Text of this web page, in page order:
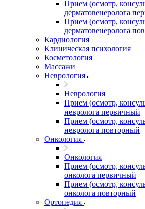
Прием (осмотр,
дерматовенеролога
Прием (осмотр,
дерматовенеролога
Кардиология
Клиническая психология
Косметология
Массажи
Неврология
Неврология
Прием (осмотр,
невролога первичный
Прием (осмотр,
невролога повторный
Онкология
Онкология
Прием (осмотр,
онколога первичный
Прием (осмотр,
онколога повторный
Ортопедия